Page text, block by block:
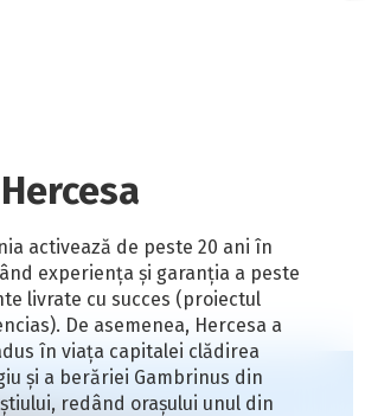
activează de peste 20 ani în
experiența și garanția a peste
livrate cu succes (proiectul
De asemenea, Hercesa a
în viața capitalei clădirea
și a berăriei Gambrinus din
redând orașului unul din